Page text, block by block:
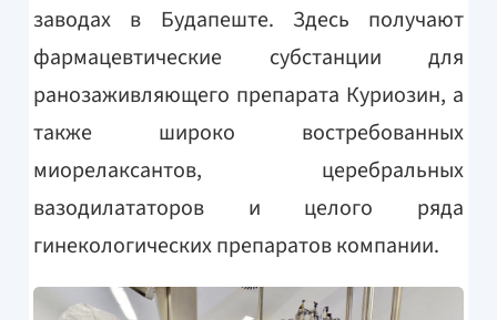
заводах в Будапеште. Здесь получают
фармацевтические субстанции для
ранозаживляющего препарата Куриозин, а
также широко востребованных
миорелаксантов, церебральных
вазодилататоров и целого ряда
гинекологических препаратов компании.